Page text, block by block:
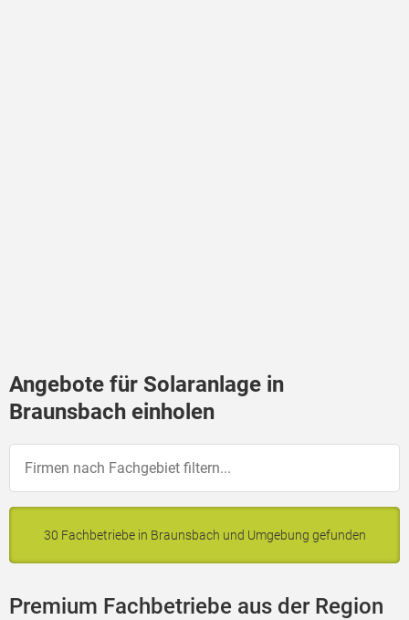
Angebote für Solaranlage in
Braunsbach einholen
30 Fachbetriebe in Braunsbach und Umgebung gefunden
Premium Fachbetriebe aus der Region